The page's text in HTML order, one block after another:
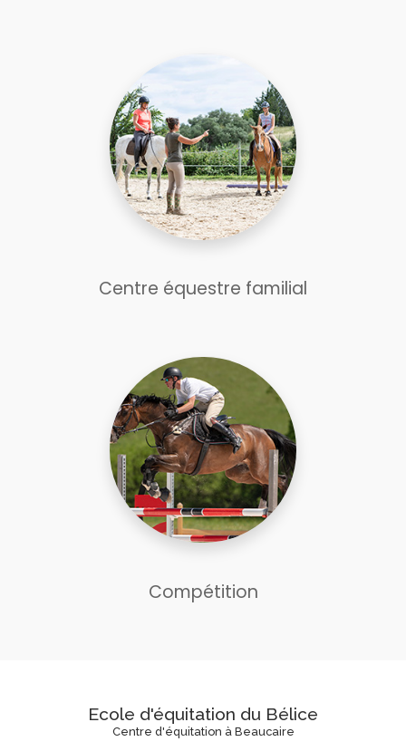
Centre équestre familial
Compétition
Ecole d'équitation du Bélice
Centre d'équitation à Beaucaire